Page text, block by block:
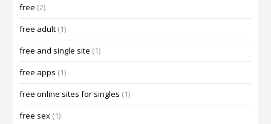
free (2)
free adult (1)
free and single site (1)
free apps (1)
free online sites for singles (1)
free sex (1)